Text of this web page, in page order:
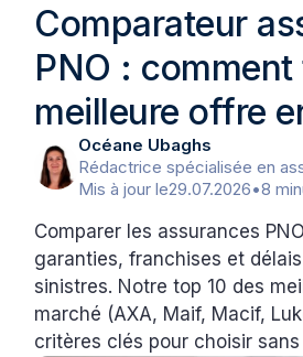
Comparateur
PNO :
meilleure offre
Océane Ubaghs
Rédactrice spécialisée en
Mis à jour le29.07.2026•8
Comparer les assurances
garanties, franchises et
sinistres. Notre top 10 des
marché (AXA, Maif, Macif,
critères clés pour choisir